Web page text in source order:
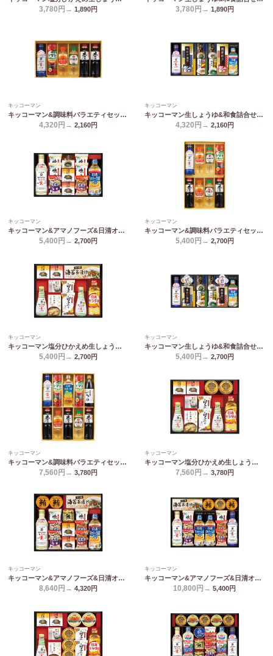
3,780円→ 1,890円 3,780円→ 1,890円
キッコーマン
キッコーマン&調味料バラエティセット KSM-40N
4,320円→ 2,160円
キッコーマン
キッコーマン生しょうゆ&和食詰合せ NBL-40K
4,320円→ 2,160円
キッコーマン
キッコーマン&アマノフーズ&日清オイリオ バラエティセット ASC-50
5,400円→ 2,700円
キッコーマン
キッコーマン&調味料バラエティセット KSM-50N
5,400円→ 2,700円
キッコーマン
キッコーマン塩分ひかえめ生しょうゆ詰合せギフト OR-502
5,400円→ 2,700円
キッコーマン
キッコーマン生しょうゆ&和食詰合せ NBL-50K
5,400円→ 2,700円
キッコーマン
キッコーマン&調味料バラエティセット KSM-70N
7,560円→ 3,780円
キッコーマン
キッコーマン塩分ひかえめ生しょうゆ詰合せギフト OR-702
7,560円→ 3,780円
キッコーマン
キッコーマン&アマノフーズ&日清オイリオ バラエティセット ASC-80
8,640円→ 4,320円
キッコーマン
キッコーマン&アマノフーズ&日清オイリオ バラエティセット ASC-100
10,800円→ 5,400円